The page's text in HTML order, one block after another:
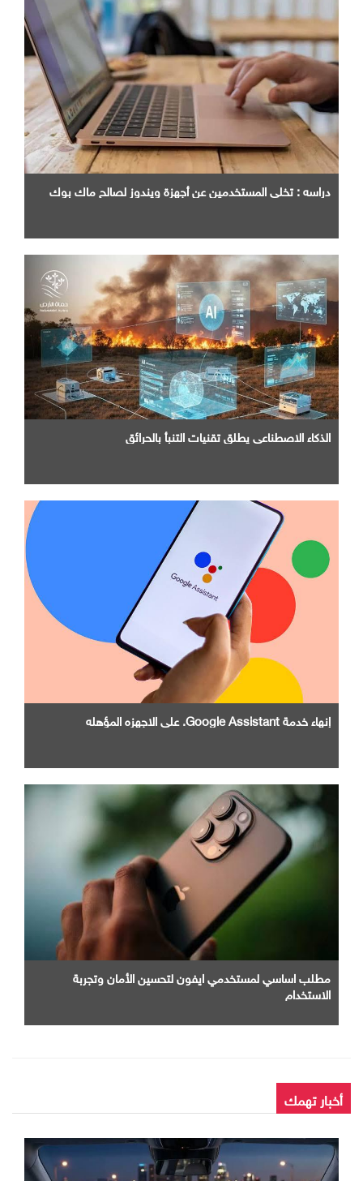
دراسه : تخلي المستخدمين عن أجهزة ويندوز لصالح ماك بوك
الذكاء الاصطناعي يطلق تقنيات التنبأ بالحرائق
إنهاء خدمة Google Assistant. علي الاجهزه المؤهله
مطلب اساسي لمستخدمي ايفون لتحسين الأمان وتجربة
الاستخدام
أخبار تهمك